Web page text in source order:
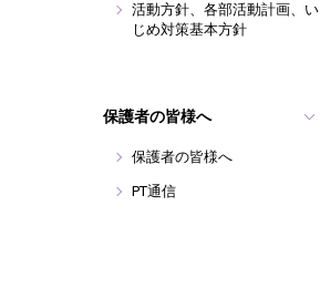
活動方針、各部活動計画、い
じめ対策基本方針
保護者の皆様へ
保護者の皆様へ
PT通信